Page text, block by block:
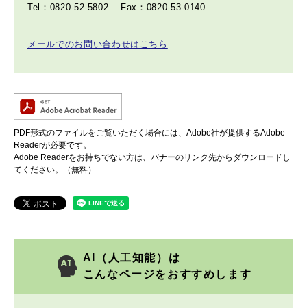
Tel：0820-52-5802
Fax：0820-53-0140
メールでのお問い合わせはこちら
PDF形式のファイルをご覧いただく場合には、Adobe社が提供するAdobe
Readerが必要です。
Adobe Readerをお持ちでない方は、バナーのリンク先からダウンロードし
てください。（無料）
AI（人工知能）は
こんなページをおすすめします